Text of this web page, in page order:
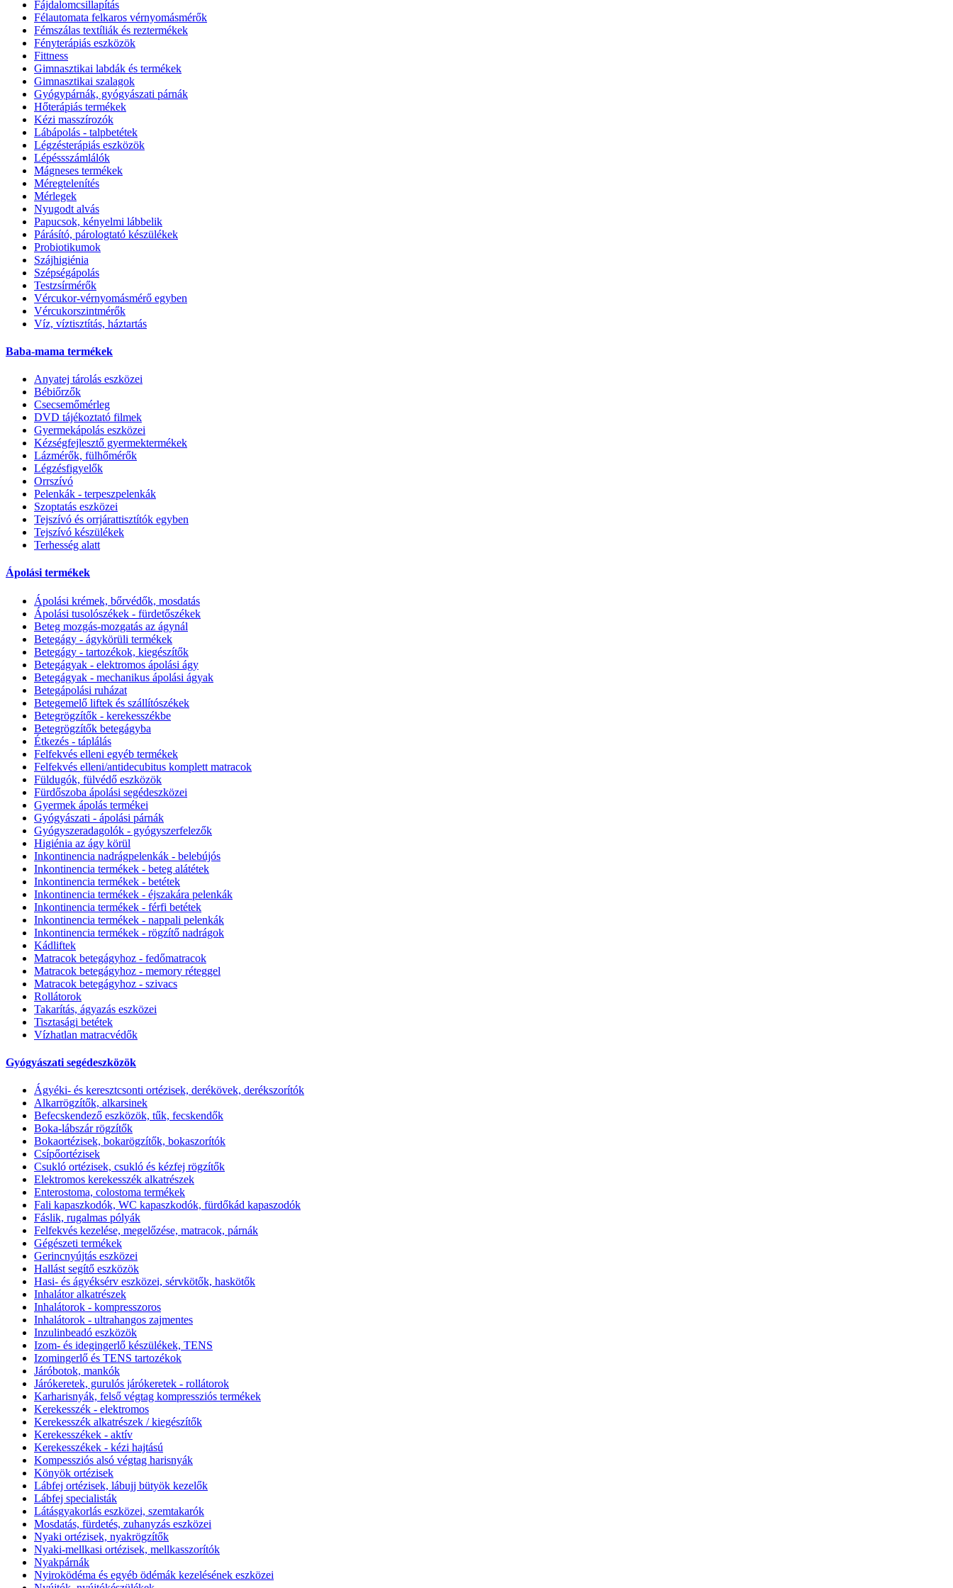
Fájdalomcsillapítás
Félautomata felkaros vérnyomásmérők
Fémszálas textíliák és reztermékek
Fényterápiás eszközök
Fittness
Gimnasztikai labdák és termékek
Gimnasztikai szalagok
Gyógypárnák, gyógyászati párnák
Hőterápiás termékek
Kézi masszírozók
Lábápolás - talpbetétek
Légzésterápiás eszközök
Lépéssszámlálók
Mágneses termékek
Méregtelenítés
Mérlegek
Nyugodt alvás
Papucsok, kényelmi lábbelik
Párásító, párologtató készülékek
Probiotikumok
Szájhigiénia
Szépségápolás
Testzsírmérők
Vércukor-vérnyomásmérő egyben
Vércukorszintmérők
Víz, víztisztítás, háztartás
Baba-mama termékek
Anyatej tárolás eszközei
Bébiőrzők
Csecsemőmérleg
DVD tájékoztató filmek
Gyermekápolás eszközei
Kézségfejlesztő gyermektermékek
Lázmérők, fülhőmérők
Légzésfigyelők
Orrszívó
Pelenkák - terpeszpelenkák
Szoptatás eszközei
Tejszívó és orrjárattisztítók egyben
Tejszívó készülékek
Terhesség alatt
Ápolási termékek
Ápolási krémek, bőrvédők, mosdatás
Ápolási tusolószékek - fürdetőszékek
Beteg mozgás-mozgatás az ágynál
Betegágy - ágykörüli termékek
Betegágy - tartozékok, kiegészítők
Betegágyak - elektromos ápolási ágy
Betegágyak - mechanikus ápolási ágyak
Betegápolási ruházat
Betegemelő liftek és szállítószékek
Betegrögzítők - kerekesszékbe
Betegrögzítők betegágyba
Étkezés - táplálás
Felfekvés elleni egyéb termékek
Felfekvés elleni/antidecubitus komplett matracok
Füldugók, fülvédő eszközök
Fürdőszoba ápolási segédeszközei
Gyermek ápolás termékei
Gyógyászati - ápolási párnák
Gyógyszeradagolók - gyógyszerfelezők
Higiénia az ágy körül
Inkontinencia nadrágpelenkák - belebújós
Inkontinencia termékek - beteg alátétek
Inkontinencia termékek - betétek
Inkontinencia termékek - éjszakára pelenkák
Inkontinencia termékek - férfi betétek
Inkontinencia termékek - nappali pelenkák
Inkontinencia termékek - rögzítő nadrágok
Kádliftek
Matracok betegágyhoz - fedőmatracok
Matracok betegágyhoz - memory réteggel
Matracok betegágyhoz - szivacs
Rollátorok
Takarítás, ágyazás eszközei
Tisztasági betétek
Vízhatlan matracvédők
Gyógyászati segédeszközök
Ágyéki- és keresztcsonti ortézisek, derékövek, derékszorítók
Alkarrögzítők, alkarsinek
Befecskendező eszközök, tűk, fecskendők
Boka-lábszár rögzítők
Bokaortézisek, bokarögzítők, bokaszorítók
Csípőortézisek
Csukló ortézisek, csukló és kézfej rögzítők
Elektromos kerekesszék alkatrészek
Enterostoma, colostoma termékek
Fali kapaszkodók, WC kapaszkodók, fürdőkád kapaszodók
Fáslik, rugalmas pólyák
Felfekvés kezelése, megelőzése, matracok, párnák
Gégészeti termékek
Gerincnyújtás eszközei
Hallást segítő eszközök
Hasi- és ágyéksérv eszközei, sérvkötők, haskötők
Inhalátor alkatrészek
Inhalátorok - kompresszoros
Inhalátorok - ultrahangos zajmentes
Inzulinbeadó eszközök
Izom- és idegingerlő készülékek, TENS
Izomingerlő és TENS tartozékok
Járóbotok, mankók
Járókeretek, gurulós járókeretek - rollátorok
Karharisnyák, felső végtag kompressziós termékek
Kerekesszék - elektromos
Kerekesszék alkatrészek / kiegészítők
Kerekesszékek - aktív
Kerekesszékek - kézi hajtású
Kompessziós alsó végtag harisnyák
Könyök ortézisek
Lábfej ortézisek, lábujj bütyök kezelők
Lábfej specialisták
Látásgyakorlás eszközei, szemtakarók
Mosdatás, fürdetés, zuhanyzás eszközei
Nyaki ortézisek, nyakrögzítők
Nyaki-mellkasi ortézisek, mellkasszorítók
Nyakpárnák
Nyiroködéma és egyéb ödémák kezelésének eszközei